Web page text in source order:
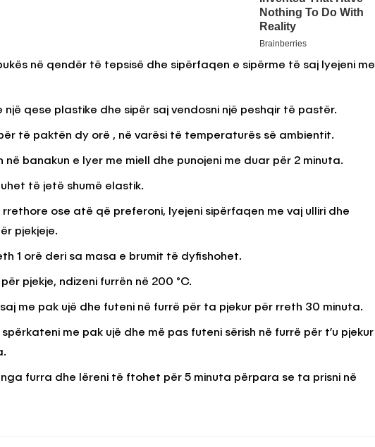
në qendër të tepsisë dhe sipërfaqen e sipërme të saj lyejeni me
një qese plastike dhe sipër saj vendosni një peshqir të pastër.
të paktën dy orë , në varësi të temperaturës së ambientit.
në banakun e lyer me miell dhe punojeni me duar për 2 minuta.
të jetë shumë elastik.
rrethore ose atë që preferoni, lyejeni sipërfaqen me vaj ulliri dhe
pjekjeje.
1 orë deri sa masa e brumit të dyfishohet.
pjekje, ndizeni furrën në 200 °C.
me pak ujë dhe futeni në furrë për ta pjekur për rreth 30 minuta.
me pak ujë dhe më pas futeni sërish në furrë për t’u pjekur
nga furra dhe lëreni të ftohet për 5 minuta përpara se ta prisni në